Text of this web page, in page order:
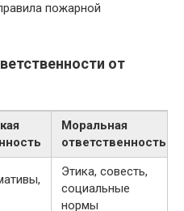
пожарной
от
Моральная
ответственность
Этика, совесть,
социальные
нормы